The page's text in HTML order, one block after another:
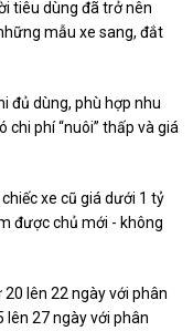
tiêu dùng đã trở nên
mẫu xe sang, đắt
đủ dùng, phù hợp nhu
phí “nuôi” thấp và giá
xe cũ giá dưới 1 tỷ
được chủ mới - không
lên 22 ngày với phân
lên 27 ngày với phân